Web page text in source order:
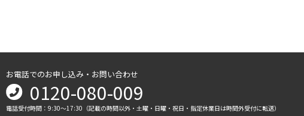
お電話でのお申し込み・お問い合わせ
0120-080-009
電話受付時間：9:30～17:30（記載の時間以外・土曜・日曜・祝日・指定休業日は時間外受付に転送）